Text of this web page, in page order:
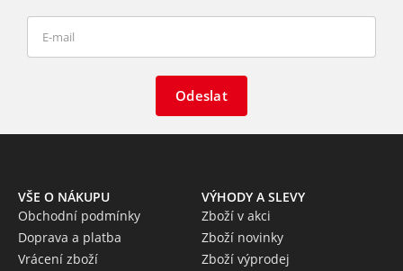
Odeslat
VŠE O NÁKUPU
Obchodní podmínky
Doprava a platba
Vrácení zboží
VÝHODY A SLEVY
Zboží v akci
Zboží novinky
Zboží výprodej